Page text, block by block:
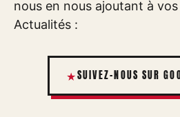
nous en nous ajoutant à
Actualités :
SUIVEZ-NOUS SUR